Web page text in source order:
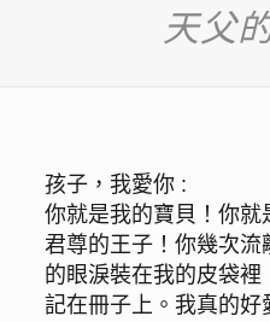
天父
孩子，我愛你 :
你就是我的寶貝！你就
君尊的王子！你幾次
的眼淚裝在我的皮袋
記在冊子上。我真的好